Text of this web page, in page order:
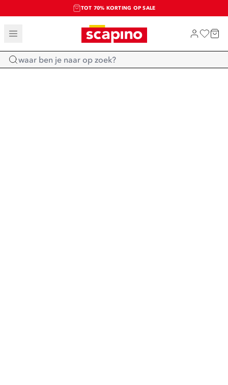
TOT 70% KORTING OP SALE
SALE: LAATSTE KANS!
SHOP NIEUW
Home